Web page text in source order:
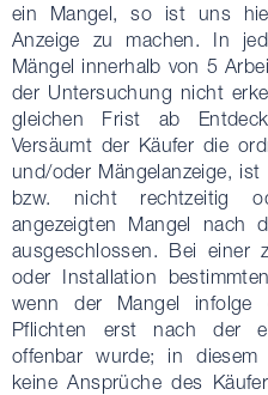
ein Mangel, so ist uns
Anzeige zu machen. In
Mängel innerhalb von 5
der Untersuchung nicht
gleichen Frist ab
Versäumt der Käufer die
und/oder Mängelanzeige,
bzw. nicht rechtzeitig
angezeigten Mangel nach
ausgeschlossen. Bei einer
oder Installation
wenn der Mangel infolge
Pflichten erst nach der
offenbar wurde; in diesem
keine Ansprüche des